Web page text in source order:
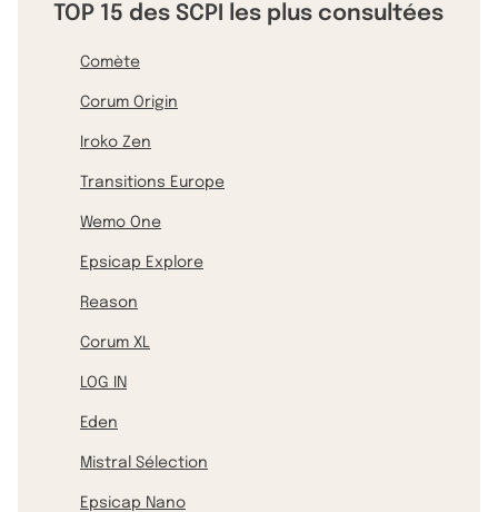
TOP 15 des SCPI les plus consultées
Comète
Corum Origin
Iroko Zen
Transitions Europe
Wemo One
Epsicap Explore
Reason
Corum XL
LOG IN
Eden
Mistral Sélection
Epsicap Nano